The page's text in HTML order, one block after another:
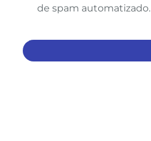
de spam automatizado.